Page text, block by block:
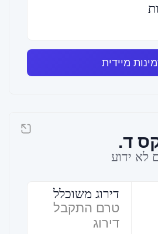
מיידית
ד.
לא ידוע
דירוג משוכלל
טרם התקבל
דירוג